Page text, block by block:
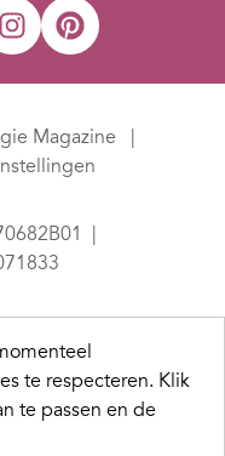
Magazine
te respecteren. Klik
te passen en de